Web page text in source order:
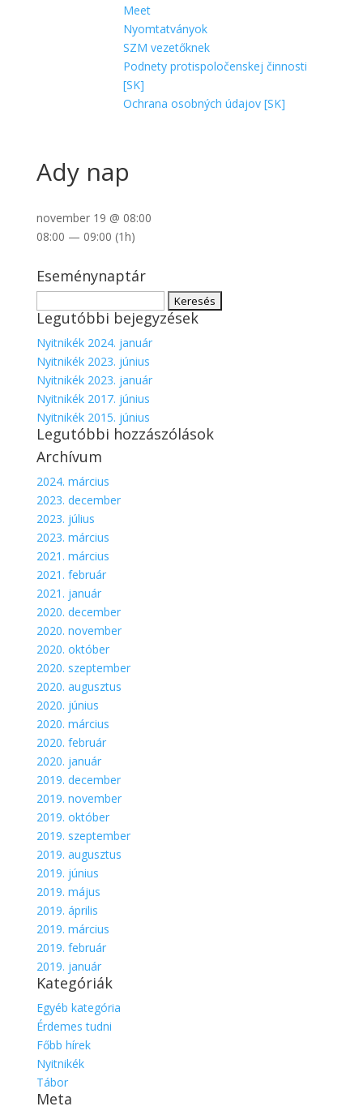
Meet
Nyomtatványok
SZM vezetőknek
Podnety protispoločenskej činnosti
[SK]
Ochrana osobných údajov [SK]
Ady nap
november 19 @ 08:00
08:00 — 09:00 (1h)
Eseménynaptár
Legutóbbi bejegyzések
Nyitnikék 2024. január
Nyitnikék 2023. június
Nyitnikék 2023. január
Nyitnikék 2017. június
Nyitnikék 2015. június
Legutóbbi hozzászólások
Archívum
2024. március
2023. december
2023. július
2023. március
2021. március
2021. február
2021. január
2020. december
2020. november
2020. október
2020. szeptember
2020. augusztus
2020. június
2020. március
2020. február
2020. január
2019. december
2019. november
2019. október
2019. szeptember
2019. augusztus
2019. június
2019. május
2019. április
2019. március
2019. február
2019. január
Kategóriák
Egyéb kategória
Érdemes tudni
Főbb hírek
Nyitnikék
Tábor
Meta